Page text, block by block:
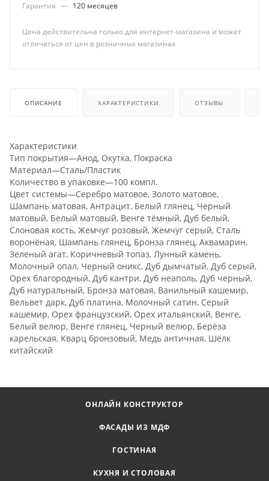
Гарантия — 120 месяцев
Цена действительна только для интернет-магазина и может
отличаться от цен в розничных магазинах
ОПИСАНИЕ ХАРАКТЕРИСТИКИ ОТЗЫВЫ
Характеристики
Тип покрытия—Анод, Окутка, Покраска
Материал—Сталь/Пластик
Количество в упаковке—100 компл.
Цвет системы—Серебро матовое, Золото матовое,
Шампань матовая, Антрацит, Белый глянец, Черный
матовый, Белый матовый, Венге тёмный, Дуб белый,
Слоновая кость, Жемчуг розовый, Жемчуг серый, Сталь
воронёная, Шампань глянец, Бронза глянец, Аквамарин,
Зеленый агат, Коричневый топаз, Лунный камень,
Молочный опал, Черный оникс, Дуб дымчатый, Дуб серый,
Орех благородный, Дуб кантри, Дуб неаполь, Дуб черный,
Дуб натуральный, Бронза матовая, Ванильный кашемир,
Вельвет дарк, Дуб платина, Молочный сатин, Серый
кашемир, Орех французский, Орех итальянский, Венге,
Белый велюр, Венге глянец, Черный велюр, Берёза
карельская, Кварц бронзовый, Медь античная, Шёлк
китайский
ОНЛАЙН КОНСТРУКТОР
ФАСАДЫ ИЗ МДФ
ГОСТИНАЯ
КУХНЯ И СТОЛОВАЯ